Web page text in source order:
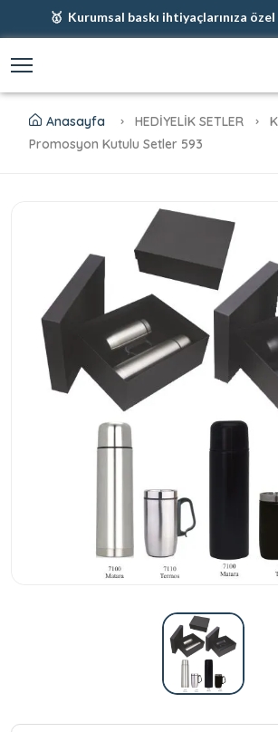
🥇 Kurumsal baskı ihtiyaçlarınıza
🥇 Fiyatlarımıza baskı ve kargo
Anasayfa HEDİYELİK SETLER
Promosyon Kutulu Setler 593